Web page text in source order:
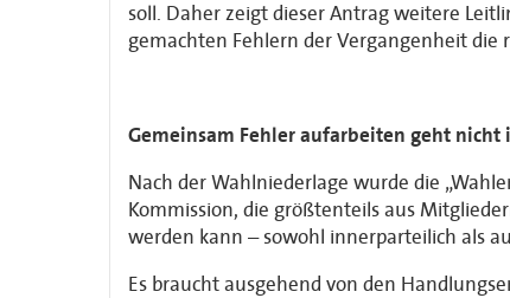
soll. Daher zeigt dieser Antrag weitere
gemachten Fehlern der Vergangenheit
Gemeinsam Fehler aufarbeiten geht
Nach der Wahlniederlage wurde die
Kommission, die größtenteils aus
werden kann – sowohl innerparteilich als
Es braucht ausgehend von den